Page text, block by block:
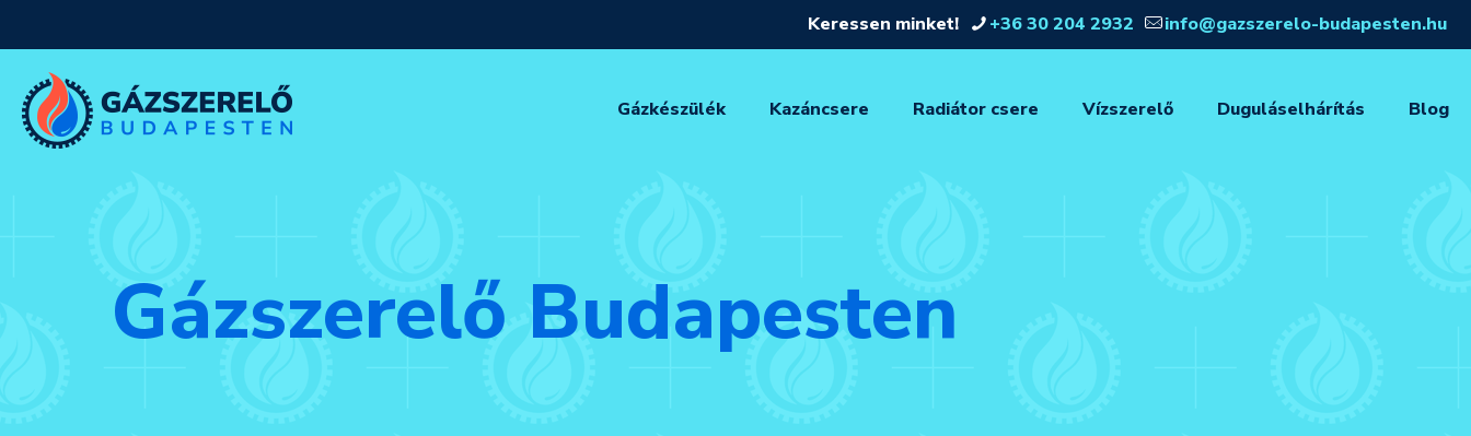
Keressen minket! +36 30 204 2932 info@gazszerelo-budapesten.hu
Gázkészülék Kazáncsere Radiátor csere Vízszerelő Duguláselhárítás Blog
Gázszerelő Budapesten